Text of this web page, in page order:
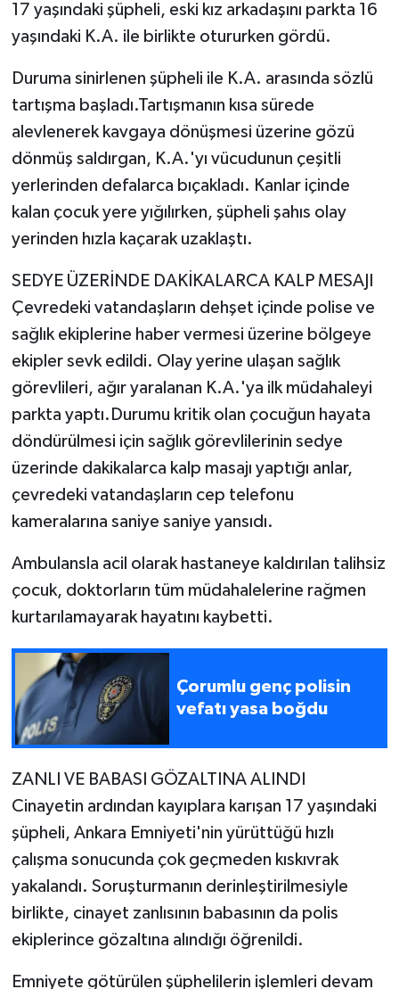
17 yaşındaki şüpheli, eski kız arkadaşını parkta 16
yaşındaki K.A. ile birlikte otururken gördü.
Duruma sinirlenen şüpheli ile K.A. arasında sözlü
tartışma başladı.Tartışmanın kısa sürede
alevlenerek kavgaya dönüşmesi üzerine gözü
dönmüş saldırgan, K.A.'yı vücudunun çeşitli
yerlerinden defalarca bıçakladı. Kanlar içinde
kalan çocuk yere yığılırken, şüpheli şahıs olay
yerinden hızla kaçarak uzaklaştı.
SEDYE ÜZERİNDE DAKİKALARCA KALP MESAJI
Çevredeki vatandaşların dehşet içinde polise ve
sağlık ekiplerine haber vermesi üzerine bölgeye
ekipler sevk edildi. Olay yerine ulaşan sağlık
görevlileri, ağır yaralanan K.A.'ya ilk müdahaleyi
parkta yaptı.Durumu kritik olan çocuğun hayata
döndürülmesi için sağlık görevlilerinin sedye
üzerinde dakikalarca kalp masajı yaptığı anlar,
çevredeki vatandaşların cep telefonu
kameralarına saniye saniye yansıdı.
Ambulansla acil olarak hastaneye kaldırılan talihsiz
çocuk, doktorların tüm müdahalelerine rağmen
kurtarılamayarak hayatını kaybetti.
Çorumlu genç polisin
vefatı yasa boğdu
ZANLI VE BABASI GÖZALTINA ALINDI
Cinayetin ardından kayıplara karışan 17 yaşındaki
şüpheli, Ankara Emniyeti'nin yürüttüğü hızlı
çalışma sonucunda çok geçmeden kıskıvrak
yakalandı. Soruşturmanın derinleştirilmesiyle
birlikte, cinayet zanlısının babasının da polis
ekiplerince gözaltına alındığı öğrenildi.
Emniyete götürülen şüphelilerin işlemleri devam